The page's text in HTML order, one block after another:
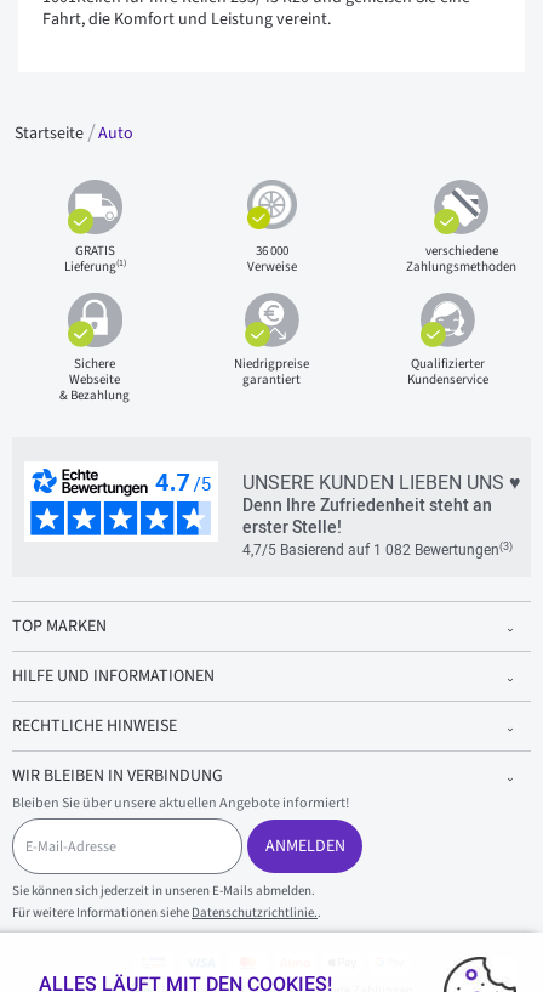
Fahrt, die Komfort und Leistung vereint.
Startseite Auto
GRATIS
Lieferung(1)
36 000
Verweise
verschiedene
Zahlungsmethoden
Sichere
Webseite
& Bezahlung
Niedrigpreise
garantiert
Qualifizierter
Kundenservice
UNSERE KUNDEN LIEBEN UNS ♥
Denn Ihre Zufriedenheit steht an
erster Stelle!
4,7/5 Basierend auf 1 082 Bewertungen(3)
TOP MARKEN
HILFE UND INFORMATIONEN
RECHTLICHE HINWEISE
WIR BLEIBEN IN VERBINDUNG
Bleiben Sie über unsere aktuellen Angebote informiert!
E
-
M
a
i
l
ANMELDEN
Sie können sich jederzeit in unseren E-Mails abmelden.
Für weitere Informationen siehe Datenschutzrichtlinie..
ALLES LÄUFT MIT DEN COOKIES!